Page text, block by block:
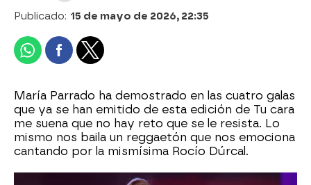
Publicado: 15 de mayo de 2026, 22:35
María Parrado ha demostrado en las cuatro galas
que ya se han emitido de esta edición de Tu cara
me suena que no hay reto que se le resista. Lo
mismo nos baila un reggaetón que nos emociona
cantando por la mismísima Rocío Dúrcal.